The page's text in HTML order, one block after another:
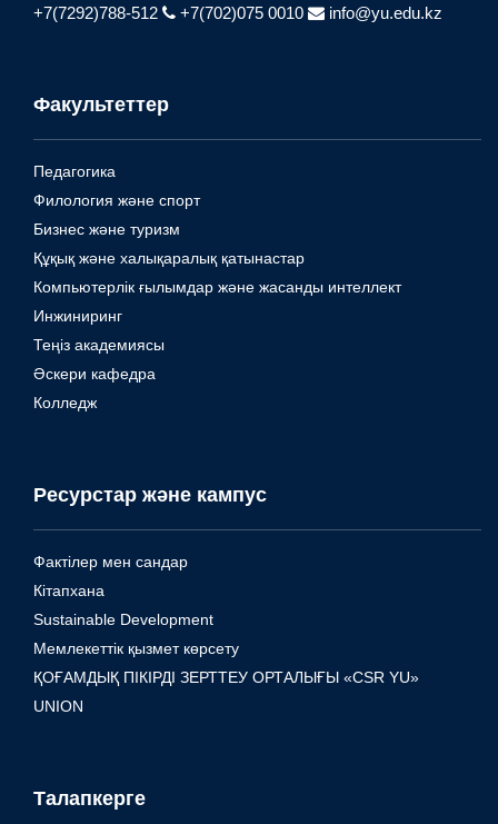
+7(7292)788-512
+7(702)075 0010 info@yu.edu.kz
Факультеттер
Педагогика
Филология және спорт
Бизнес және туризм
Құқық және халықаралық қатынастар
Компьютерлік ғылымдар және жасанды интеллект
Инжиниринг
Теңіз академиясы
Әскери кафедра
Колледж
Ресурстар және кампус
Фактілер мен сандар
Кітапхана
Sustainable Development
Мемлекеттік қызмет көрсету
ҚОҒАМДЫҚ ПІКІРДІ ЗЕРТТЕУ ОРТАЛЫҒЫ «CSR YU»
UNION
Талапкерге